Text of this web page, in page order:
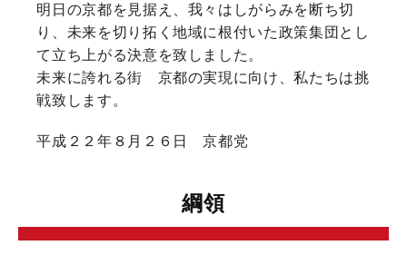
明日の京都を見据え、我々はしがらみを断ち切
り、未来を切り拓く地域に根付いた政策集団とし
て立ち上がる決意を致しました。
未来に誇れる街 京都の実現に向け、私たちは挑
戦致します。
平成２２年８月２６日 京都党
綱領